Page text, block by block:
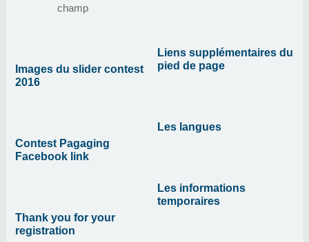
champ
Images du slider contest
2016
Contest Pagaging
Facebook link
Thank you for your
registration
Liens supplémentaires du
pied de page
Les langues
Les informations
temporaires